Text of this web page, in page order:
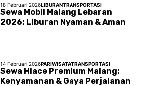
18 Februari 2026LIBURANTRANSPORTASI
Sewa Mobil Malang Lebaran
2026: Liburan Nyaman & Aman
14 Februari 2026PARIWISATATRANSPORTASI
Sewa Hiace Premium Malang:
Kenyamanan & Gaya Perjalanan